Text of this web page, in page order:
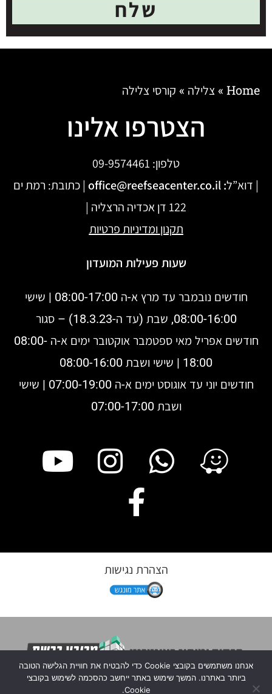
שלח
Home
» צלילה » קורסי צלילה
הצטרפו אלינו
טלפון: 09-9574461
| דוא”ל:
office@reefseacenter.co.il | כתובת: רמת ים
122 דן אכדיה הרצליה |
תקנוןומדיניות פרטיות
שעות פעילות המועדון
חודשים נובמבר עד מרץ א-ה 08:00-17:00 | שישי
08:00-16:00, שבת (עד ה-18.3.23) – סגור
חודשים אפריל מאי ספטמבר אוקטובר ימים א-ה 08:00-
18:00 | שישי ושבת 08:00-16:00
חודשים יוני עד אוגוסט ימים א-ה 07:00-19:00 | שישי
ושבת 07:00-17:00
הצהרת נגישות
אנחנו משתמשים בקובצי Cookie כדי להבטיח את חוויית הגלישה הטובה
ביותר באתרנו. המשך שימוש באתר ייחשב כהסכמה לשימוש בקובצי
Cookie.